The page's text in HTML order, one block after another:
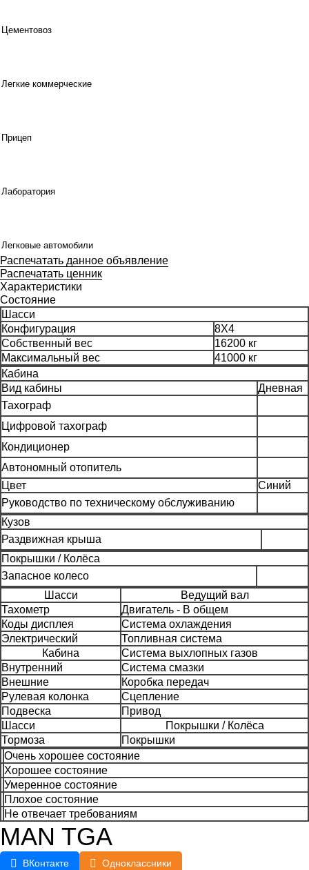
Цементовоз
Легкие коммерческие
Прицеп
Лаборатория
Легковые автомобили
Распечатать данное объявление
Распечатать ценник
Характеристики
Состояние
Шасси
Конфигурация
8Х4
Собственный вес
16200 кг
Максимальный вес
41000 кг
Кабина
Вид кабины
Дневная
Тахограф
Цифровой тахограф
Кондиционер
Автономный отопитель
Цвет
Синий
Руководство по техническому обслуживанию
Кузов
Раздвижная крыша
Покрышки / Колёса
Запасное колесо
Шасси
Ведущий вал
Тахометр
Двигатель - В общем
Коды дисплея
Система охлаждения
Электрический
Топливная система
Кабина
Система выхлопных газов
Внутренний
Система смазки
Внешние
Коробка передач
Рулевая колонка
Сцепление
Подвеска
Привод
Шасси
Покрышки / Колёса
Тормоза
Покрышки
Очень хорошее состояние
Хорошее состояние
Умеренное состояние
Плохое состояние
Не отвечает требованиям
MAN TGA
ВКонтакте Одноклассники